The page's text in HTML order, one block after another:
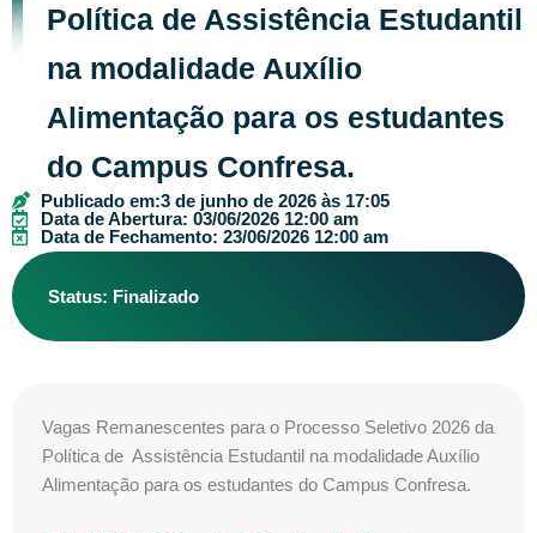
Política de Assistência Estudantil
na modalidade Auxílio
Alimentação para os estudantes
do Campus Confresa.
Publicado em:3 de junho de 2026 às 17:05
Data de Abertura: 03/06/2026 12:00 am
Data de Fechamento: 23/06/2026 12:00 am
Status: Finalizado
Vagas Remanescentes para o Processo Seletivo 2026 da
Política de Assistência Estudantil na modalidade Auxílio
Alimentação para os estudantes do Campus Confresa.